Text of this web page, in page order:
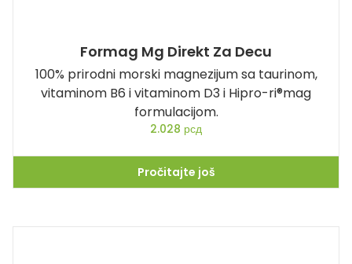
Formag Mg Direkt Za Decu
100% prirodni morski magnezijum sa taurinom,
vitaminom B6 i vitaminom D3 i Hipro-ri®mag
formulacijom.
2.028 рсд
Pročitajte još